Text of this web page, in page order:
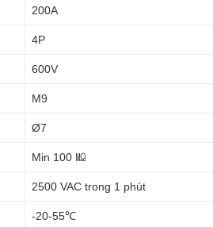
200A
4P
600V
M9
Ø7
Min 100 ㏁
2500 VAC trong 1 phút
-20-55℃